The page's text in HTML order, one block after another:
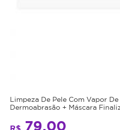
Limpeza De Pele Com Vapor
Dermoabrasão + Máscara
R$ 79,00